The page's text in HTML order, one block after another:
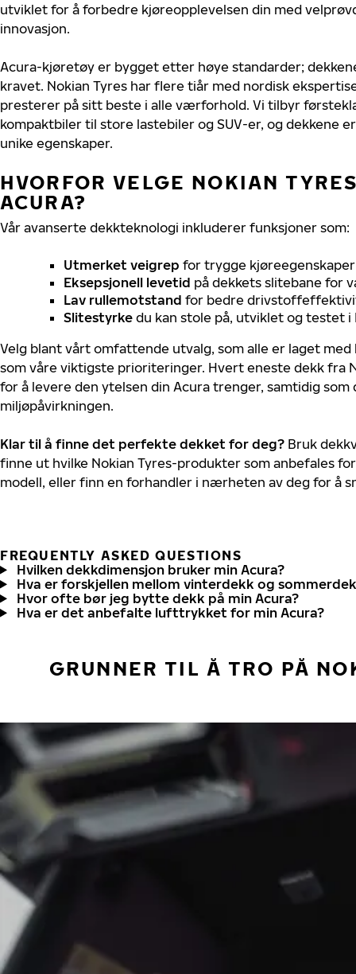
utviklet for å forbedre kjøreopplevelsen din med
innovasjon.
Acura-kjøretøy er bygget etter høye standarder;
kravet. Nokian Tyres har flere tiår med nordisk
presterer på sitt beste i alle værforhold. Vi tilbyr
kompaktbiler til store lastebiler og SUV-er, og dekkene
unike egenskaper.
HVORFOR VELGE NOKIAN
ACURA?
Vår avanserte dekkteknologi inkluderer funksjoner som:
Utmerket veigrep for trygge
Eksepsjonell levetid på dekkets slitebane for
Lav rullemotstand for bedre
Slitestyrke du kan stole på, utviklet og testet i
Velg blant vårt omfattende utvalg, som alle er laget
som våre viktigste prioriteringer. Hvert eneste dekk fra
for å levere den ytelsen din Acura trenger, samtidig som
miljøpåvirkningen.
Klar til å finne det perfekte dekket for deg? Bruk
finne ut hvilke Nokian Tyres-produkter som anbefales
modell, eller finn en forhandler i nærheten av deg for å
FREQUENTLY ASKED QUESTIONS
Hvilken dekkdimensjon bruker min Acura?
Hva er forskjellen mellom vinterdekk og
Hvor ofte bør jeg bytte dekk på min Acura?
Hva er det anbefalte lufttrykket for min Acura?
GRUNNER TIL Å TRO PÅ